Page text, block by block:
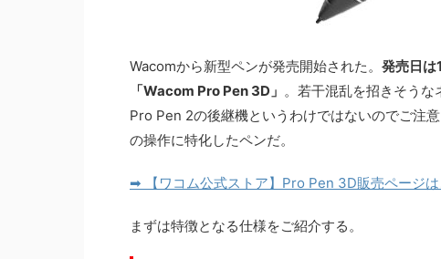
Wacomから新型ペンが発売開始された。 発売日は
「Wacom Pro Pen 3D」 。若干混乱を招きそうな
Pro Pen 2の後継機というわけではないのでご注
の操作に特化したペンだ。
➡ 【ワコム公式ストア】Pro Pen 3D販売ページ
まずは特徴となる仕様をご紹介する。